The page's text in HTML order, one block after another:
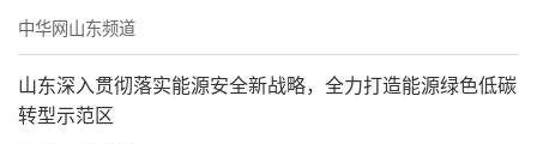
中华网山东频道
山东深入贯彻落实能源安全新战略，全力打造能源绿色低碳
转型示范区